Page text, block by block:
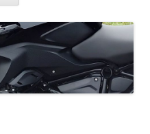
ツ
ス
キ
ッ
プ